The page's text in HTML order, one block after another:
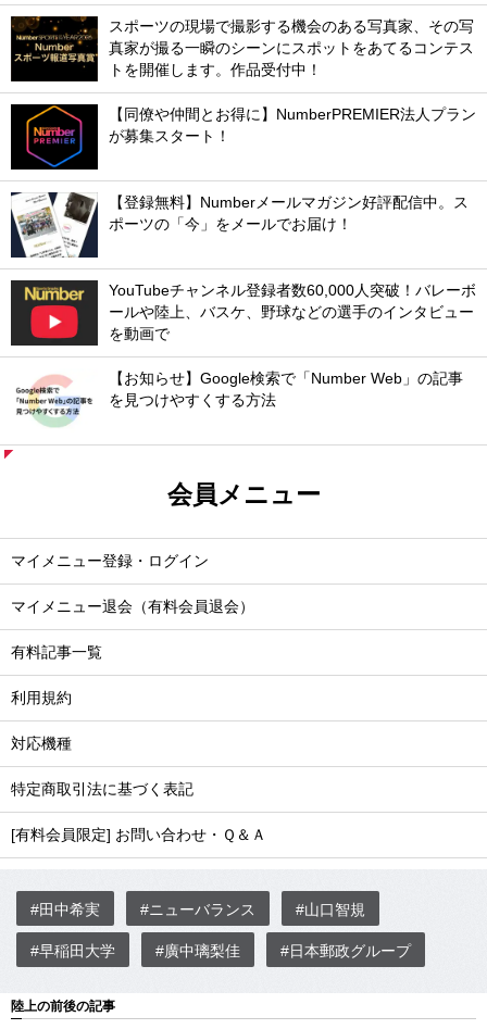
スポーツの現場で撮影する機会のある写真家、その写
真家が撮る一瞬のシーンにスポットをあてるコンテス
トを開催します。作品受付中！
【同僚や仲間とお得に】NumberPREMIER法人プラン
が募集スタート！
【登録無料】Numberメールマガジン好評配信中。ス
ポーツの「今」をメールでお届け！
YouTubeチャンネル登録者数60,000人突破！バレーボ
ールや陸上、バスケ、野球などの選手のインタビュー
を動画で
【お知らせ】Google検索で「Number Web」の記事
を見つけやすくする方法
会員メニュー
マイメニュー登録・ログイン
マイメニュー退会（有料会員退会）
有料記事一覧
利用規約
対応機種
特定商取引法に基づく表記
[有料会員限定] お問い合わせ・Ｑ＆Ａ
#田中希実 #ニューバランス #山口智規
#早稲田大学 #廣中璃梨佳 #日本郵政グループ
陸上の前後の記事